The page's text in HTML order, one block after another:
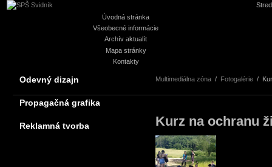
Úvodná stránka
Všeobecné informácie
Archív aktualít
Mapa stránky
Kontakty
Odevný dizajn
Propagačná grafika
Reklamná tvorba
Multimediálna zóna / Fotogalérie /
Kurz na ochranu